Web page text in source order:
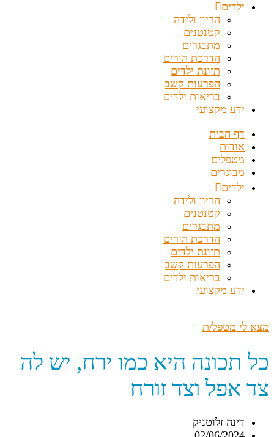
ילדים
הריון ולידה
קטנטנים
מתבגרים
הדרכת הורים
תזונת ילדים
הפרעות קשב
בריאות ילדים
ידע מקצועי
דף הבית
אודות
מטפלים
מבוגרים
ילדים
הריון ולידה
קטנטנים
מתבגרים
הדרכת הורים
תזונת ילדים
הפרעות קשב
בריאות ילדים
ידע מקצועי
מצא לי מטפל/ת
כל תכונה היא כמו ירח, יש לה
צד אפל וצד זורח
דינה זלוטניק